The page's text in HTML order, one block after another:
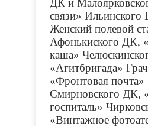
связи»
Женский полевой
Афонькиского ДК,
каша»
«Агитбригада»
«Фронтовая почта»
Смирновского ДК,
госпиталь»
«Винтажное